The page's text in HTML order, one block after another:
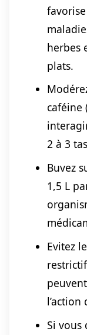
herbes
plats.
caféine
2 à 3
Buvez
1,5 L
Evitez
Si vous